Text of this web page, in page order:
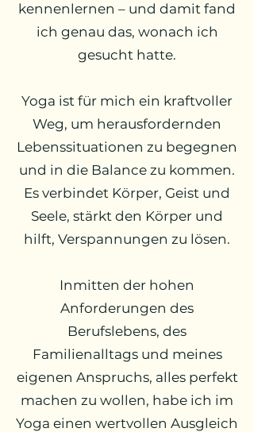
kennenlernen – und damit fand
ich genau das, wonach ich
gesucht hatte.
Yoga ist für mich ein kraftvoller
Weg, um herausfordernden
Lebenssituationen zu begegnen
und in die Balance zu kommen.
Es verbindet Körper, Geist und
Seele, stärkt den Körper und
hilft, Verspannungen zu lösen.
Inmitten der hohen
Anforderungen des
Berufslebens, des
Familienalltags und meines
eigenen Anspruchs, alles perfekt
machen zu wollen, habe ich im
Yoga einen wertvollen Ausgleich